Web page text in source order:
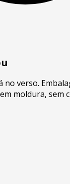
no verso.
moldura, sem